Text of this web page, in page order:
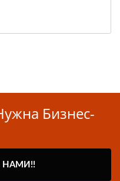
Бизнес-
НАМИ!!